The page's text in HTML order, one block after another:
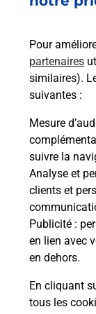
Pour
partenaires
similaires).
suivantes :
Mesure
suivre la
Analyse et
clients et
Publicité :
en lien avec
en dehors.
En cliquant
tous les
Les
l'examen
Quelles
l'examen
et moto ?
Qu'est-ce
Localiser Liste